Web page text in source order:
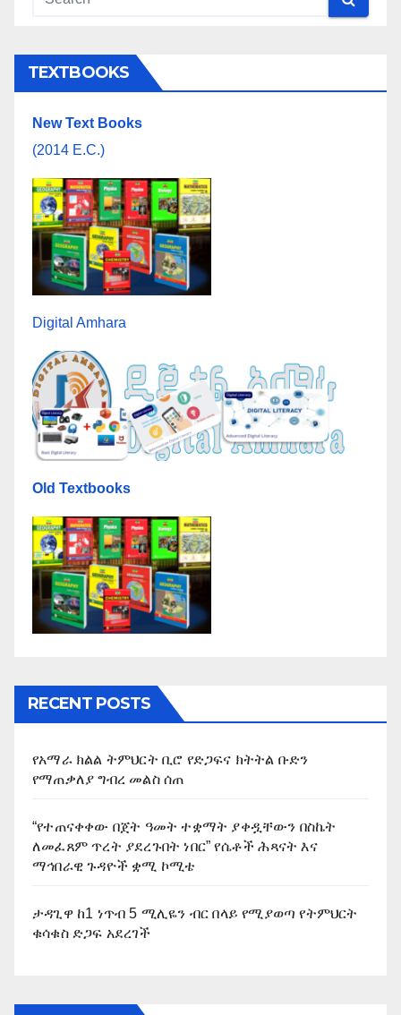
TEXTBOOKS
New Text Books
(2014 E.C.)
Digital Amhara
Old Textbooks
RECENT POSTS
የአማራ ክልል ትምህርት ቢሮ የድጋፍና ክትትል ቡድን
የማጠቃለያ ግብረ መልስ ሰጠ
“የተጠናቀቀው በጀት ዓመት ተቋማት ያቀዷቸውን በስኬት
ለመፈጸም ጥረት ያደረጉበት ነበር” የሴቶች ሕጻናት እና
ማኅበራዊ ጉዳዮች ቋሚ ኮሚቴ
ታዳጊዋ ከ1 ነጥብ 5 ሚሊዬን ብር በላይ የሚያወጣ የትምህርት
ቁሳቁስ ድጋፍ አደረገች